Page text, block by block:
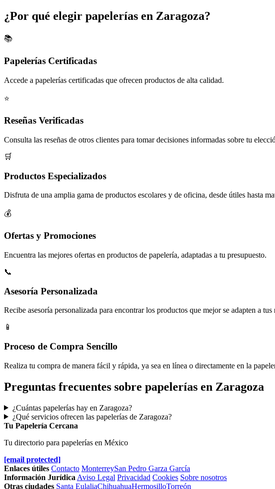
¿Por qué elegir papelerías en Zaragoza?
📚
Papelerías Certificadas
Accede a papelerías certificadas que ofrecen productos de alta calidad.
⭐
Reseñas Verificadas
Consulta las reseñas de otros clientes para tomar decisiones informadas sobre tu
🛒
Productos Especializados
Disfruta de una amplia gama de productos escolares y de oficina, desde útiles hasta
💰
Ofertas y Promociones
Encuentra las mejores ofertas en productos de papelería, adaptadas a tu presupuesto.
📞
Asesoría Personalizada
Recibe asesoría personalizada para encontrar los productos que mejor se adapten a tus
📱
Proceso de Compra Sencillo
Realiza tu compra de manera fácil y rápida, ya sea en línea o directamente en la
Preguntas frecuentes sobre papelerías en Zaragoza
¿Cuántas papelerías hay en Zaragoza?
¿Qué servicios ofrecen las papelerías de Zaragoza?
Tu Papelería Cercana
Tu directorio para papelerías en México
[email protected]
Enlaces útiles Contacto MonterreySan Pedro Garza García
Información Jurídica Aviso Legal Privacidad Cookies Sobre nosotros
Otras ciudades Santa EulaliaChihuahuaHermosilloTorreón